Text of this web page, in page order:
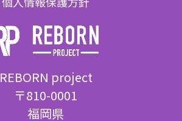
REBORN project
〒810-0001
福岡県